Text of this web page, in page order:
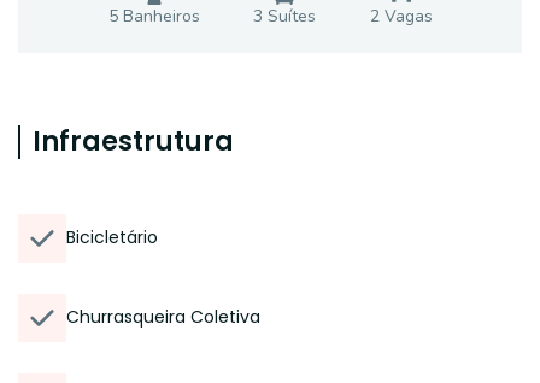
5Banheiros 3 Suítes 2Vagas
Infraestrutura
Bicicletário
Churrasqueira Coletiva